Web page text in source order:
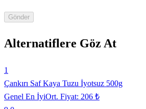
Gönder
Alternatiflere Göz At
1
Çankırı Saf Kaya Tuzu İyotsuz 500g
Genel En İyiOrt. Fiyat: 206 ₺